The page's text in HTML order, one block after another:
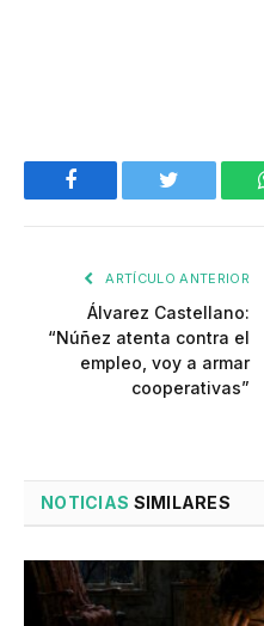
Facebook Twitter
ARTÍCULO ANTERIOR
Álvarez Castellano:
“Núñez atenta contra el
empleo, voy a armar
cooperativas”
NOTICIAS SIMILARES